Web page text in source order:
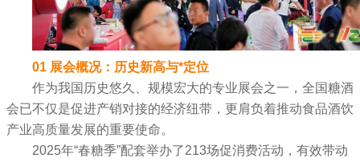
01 展会概况：历史新高与*定位
作为我国历史悠久、规模宏大的专业展会之一，全国糖酒
会已不仅是促进产销对接的经济纽带，更肩负着推动食品酒饮
产业高质量发展的重要使命。
2025年“春糖季”配套举办了213场促消费活动，有效带动